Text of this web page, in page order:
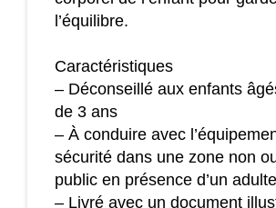
l’équilibre.
Caractéristiques
– Déconseillé aux enfants
de 3 ans
– À conduire avec
sécurité dans une zone non
public en présence d’un adulte
– Livré avec un document